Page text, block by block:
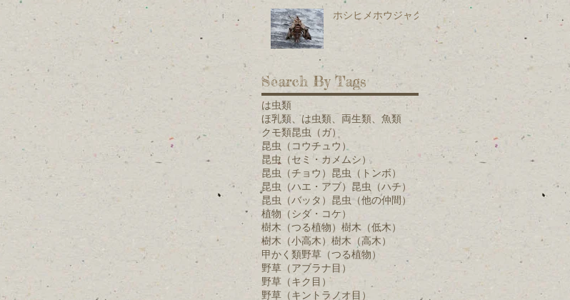
ホシヒメホウジャク
Search By Tags
は虫類
ほ乳類、は虫類、両生類、魚類
クモ類昆虫（ガ）
昆虫（コウチュウ）
昆虫（セミ・カメムシ）
昆虫（チョウ） 昆虫（トンボ）
昆虫（ハエ・アブ） 昆虫（ハチ）
昆虫（バッタ） 昆虫（他の仲間）
植物（シダ・コケ）
樹木（つる植物） 樹木（低木）
樹木（小高木） 樹木（高木）
甲かく類野草（つる植物）
野草（アブラナ目）
野草（キク目）
野草（キントラノオ目）